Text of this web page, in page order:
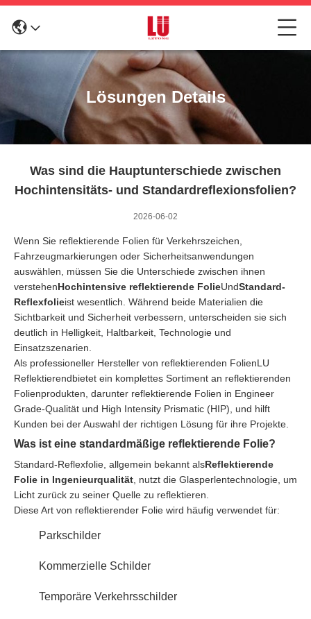
Lösungen Details
Was sind die Hauptunterschiede zwischen
Hochintensitäts- und Standardreflexionsfolien?
2026-06-02
Wenn Sie reflektierende Folien für Verkehrszeichen,
Fahrzeugmarkierungen oder Sicherheitsanwendungen
auswählen, müssen Sie die Unterschiede zwischen ihnen
verstehenHochintensive reflektierende FolieUndStandard-
Reflexfolieist wesentlich. Während beide Materialien die
Sichtbarkeit und Sicherheit verbessern, unterscheiden sie sich
deutlich in Helligkeit, Haltbarkeit, Technologie und
Einsatzszenarien.
Als professioneller Hersteller von reflektierenden FolienLU
Reflektierendbietet ein komplettes Sortiment an reflektierenden
Folienprodukten, darunter reflektierende Folien in Engineer
Grade-Qualität und High Intensity Prismatic (HIP), und hilft
Kunden bei der Auswahl der richtigen Lösung für ihre Projekte.
Was ist eine standardmäßige reflektierende Folie?
Standard-Reflexfolie, allgemein bekannt alsReflektierende
Folie in Ingenieurqualität , nutzt die Glasperlentechnologie, um
Licht zurück zu seiner Quelle zu reflektieren.
Diese Art von reflektierender Folie wird häufig verwendet für:
Parkschilder
Kommerzielle Schilder
Temporäre Verkehrsschilder